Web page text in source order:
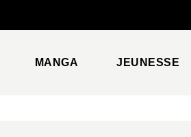
MANGA JEUNESSE